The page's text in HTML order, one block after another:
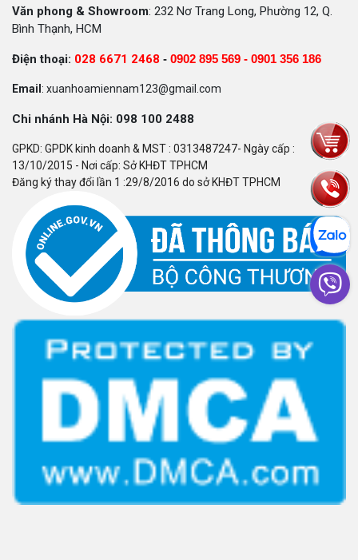
Văn phong & Showroom: 232 Nơ Trang Long, Phường 12, Q.
Bình Thạnh, HCM
Điện thoại: 028 6671 2468 - 0902 895 569 - 0901 356 186
Email : xuanhoamiennam123@gmail.com
Chi nhánh Hà Nội: 098 100 2488
GPKD: GPDK kinh doanh & MST : 0313487247- Ngày cấp :
13/10/2015 - Nơi cấp: Sở KHĐT TPHCM
Đăng ký thay đổi lần 1 :29/8/2016 do sở KHĐT TPHCM